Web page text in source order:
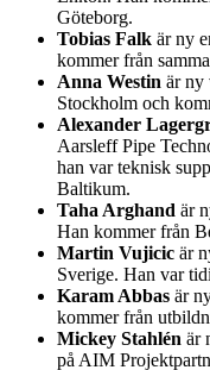
Göteborg.
Tobias Falk är ny
kommer från
Anna Westin är ny
Stockholm och
Alexander
Aarsleff Pipe
han var teknisk
Baltikum.
Taha Arghand är
Han kommer från
Martin Vujicic är
Sverige. Han var
Karam Abbas är
kommer från
Mickey Stahlén är
på AIM